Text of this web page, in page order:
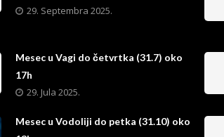
29. Septembra 2025.
Mesec u Vagi do četvrtka (31.7) oko
17h
29. Jula 2025.
Mesec u Vodoliji do petka (31.10) oko